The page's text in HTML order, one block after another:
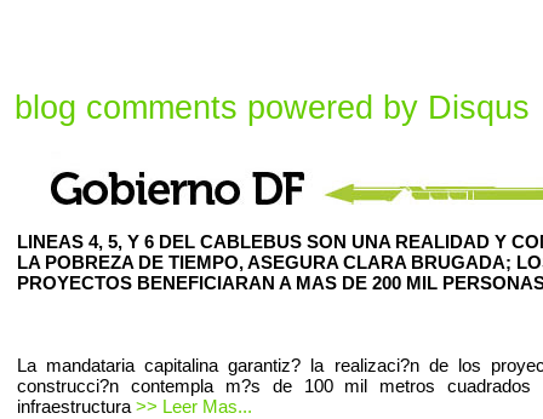
blog comments powered by Disqus
LINEAS 4, 5, Y 6 DEL CABLEBUS SON UNA REALIDAD Y
LA POBREZA DE TIEMPO, ASEGURA CLARA BRUGADA;
PROYECTOS BENEFICIARAN A MAS DE 200 MIL
La mandataria capitalina garantiz? la realizaci?n de los
construcci?n contempla m?s de 100 mil metros cuadrados
infraestructura >> Leer Mas...